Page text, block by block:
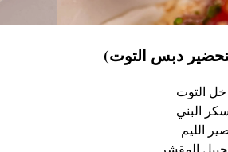
دبس التوت)
خل التوت